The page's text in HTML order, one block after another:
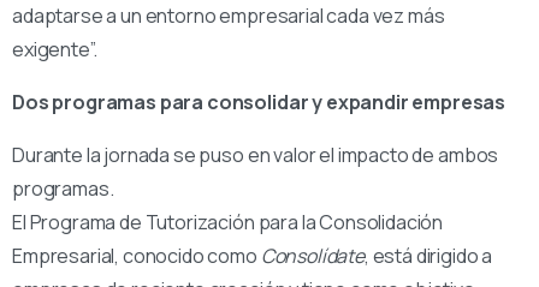
adaptarse a un entorno empresarial cada vez más
exigente”.
Dos programas para consolidar y expandir empresas
Durante la jornada se puso en valor el impacto de ambos
programas.
El Programa de Tutorización para la Consolidación
Empresarial, conocido como Consolídate, está dirigido a